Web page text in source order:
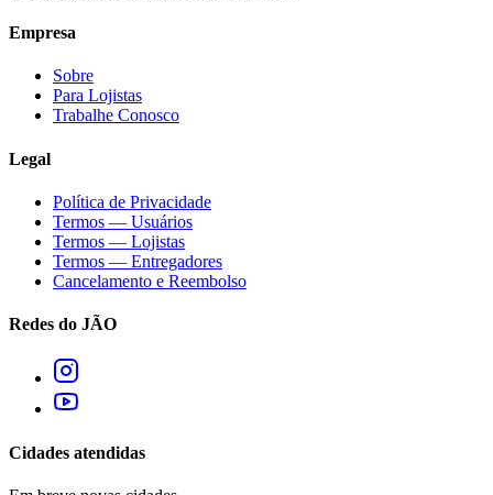
Empresa
Sobre
Para Lojistas
Trabalhe Conosco
Legal
Política de Privacidade
Termos — Usuários
Termos — Lojistas
Termos — Entregadores
Cancelamento e Reembolso
Redes do JÃO
Cidades atendidas